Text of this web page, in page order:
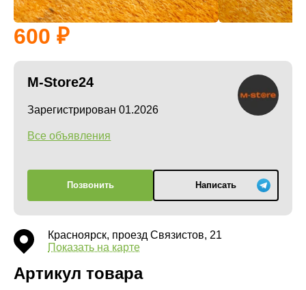
600
M-Store24
Зарегистрирован 01.2026
Все объявления
Позвонить Написать
Красноярск, проезд Связистов, 21
Показать на карте
Артикул товара